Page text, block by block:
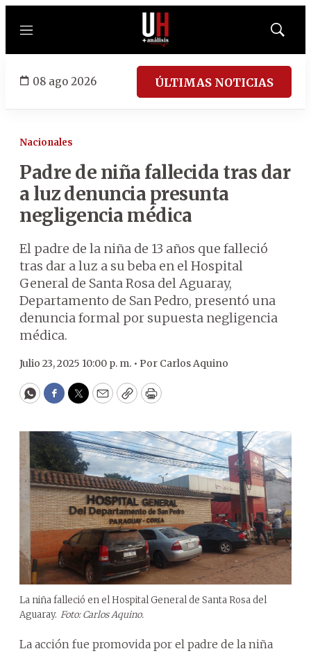
Menú
Mostrar
08 ago 2026 ÚLTIMAS NOTICIAS
Nacionales
Padre de niña fallecida tras dar
a luz denuncia presunta
negligencia médica
El padre de la niña de 13 años que falleció
tras dar a luz a su beba en el Hospital
General de Santa Rosa del Aguaray,
Departamento de San Pedro, presentó una
denuncia formal por supuesta negligencia
médica.
Julio 23, 2025 10:00 p. m. • Por Carlos Aquino
WhatsApp
Facebook
Twitter
EmailCopyPrint
La niña falleció en el Hospital General de Santa Rosa del
Aguaray. Foto: Carlos Aquino.
La acción fue promovida por el padre de la niña